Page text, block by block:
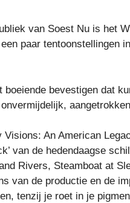
van Soest Nu is het
paar tentoonstellingen
boeiende bevestigen dat
Visions: An American
van de hedendaagse
Rivers, Steamboat at
van de productie en de
tenzij je roet in je